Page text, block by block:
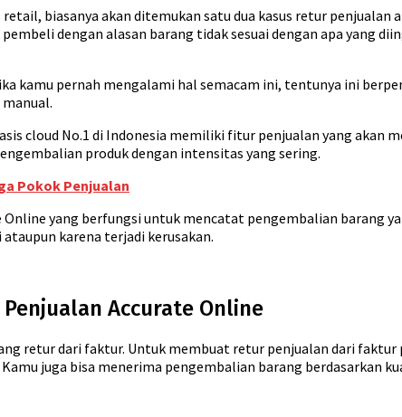
biasanya akan ditemukan satu dua kasus retur
dengan alasan barang tidak sesuai dengan apa yang
kamu pernah mengalami hal semacam ini, tentunya ini
cloud No.1 di Indonesia memiliki fitur penjualan yang akan
produk dengan intensitas yang sering.
Pokok Penjualan
yang berfungsi untuk mencatat pengembalian barang
karena terjadi kerusakan.
Accurate Online
retur dari faktur. Untuk membuat retur penjualan dari
juga bisa menerima pengembalian barang berdasarkan